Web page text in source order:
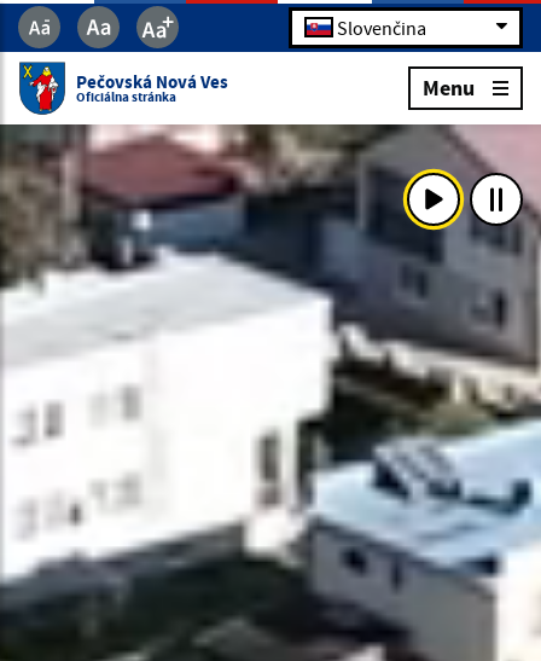
Slovenčina
Pečovská Nová Ves
Oficiálna stránka Menu